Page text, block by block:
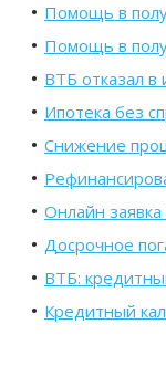
Помощь в
Помощь в
ВТБ отказал в
Ипотека без
Снижение
Онлайн
Досрочное
ВТБ:
Кредитный